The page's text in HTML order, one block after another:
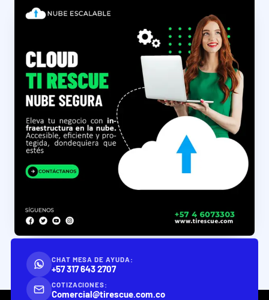
CHAT MESA DE AYUDA:
+57 317 643 2707
COTIZACIONES:
Comercial@tirescue.com.co